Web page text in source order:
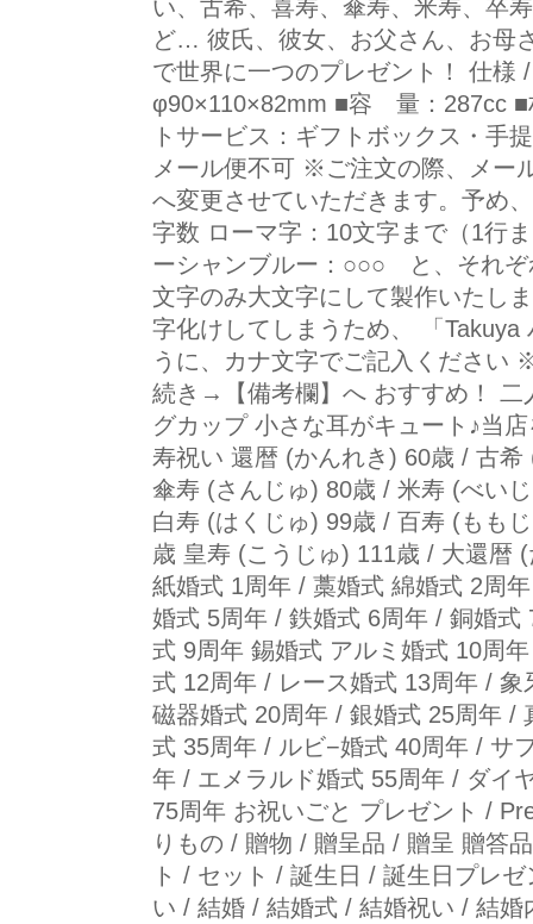
い、古希、喜寿、傘寿、米寿、卒
ど… 彼氏、彼女、お父さん、お母
で世界に一つのプレゼント！ 仕様
φ90×110×82mm ■容 量：287cc
トサービス：ギフトボックス・手
メール便不可 ※ご注文の際、メー
へ変更させていただきます。予め
字数 ローマ字：10文字まで（1行
ーシャンブルー：○○○ と、それ
文字のみ大文字にして製作いたし
字化けしてしまうため、 「
うに、カナ文字でご記入くださ
続き→【備考欄】へ おすすめ！
グカップ 小さな耳がキュート♪当
寿祝い 還暦 (かんれき) 60歳 / 古
傘寿 (さんじゅ) 80歳 / 米寿 (べい
白寿 (はくじゅ) 99歳 / 百寿 (もも
歳 皇寿 (こうじゅ) 111歳 / 大還暦
紙婚式 1周年 / 藁婚式 綿婚式 2周
婚式 5周年 / 鉄婚式 6周年 / 銅婚
式 9周年 錫婚式 アルミ婚式 10周
式 12周年 / レース婚式 13周年 /
磁器婚式 20周年 / 銀婚式 25周年 /
式 35周年 / ルビ−婚式 40周年 / サ
年 / エメラルド婚式 55周年 / ダイ
75周年 お祝いごと プレゼント /
りもの / 贈物 / 贈呈品 / 贈呈 贈答
ト / セット / 誕生日 / 誕生日プレ
い / 結婚 / 結婚式 / 結婚祝い / 結